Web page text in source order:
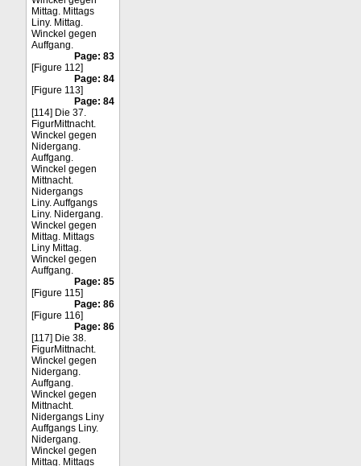
Mittag. Mittags
Liny. Mittag.
Winckel gegen
Auffgang.
Page: 83
[Figure 112]
Page: 84
[Figure 113]
Page: 84
[114] Die 37.
FigurMittnacht.
Winckel gegen
Nidergang.
Auffgang.
Winckel gegen
Mittnacht.
Nidergangs
Liny. Auffgangs
Liny. Nidergang.
Winckel gegen
Mittag. Mittags
Liny Mittag.
Winckel gegen
Auffgang.
Page: 85
[Figure 115]
Page: 86
[Figure 116]
Page: 86
[117] Die 38.
FigurMittnacht.
Winckel gegen
Nidergang.
Auffgang.
Winckel gegen
Mittnacht.
Nidergangs Liny
Auffgangs Liny.
Nidergang.
Winckel gegen
Mittag. Mittags